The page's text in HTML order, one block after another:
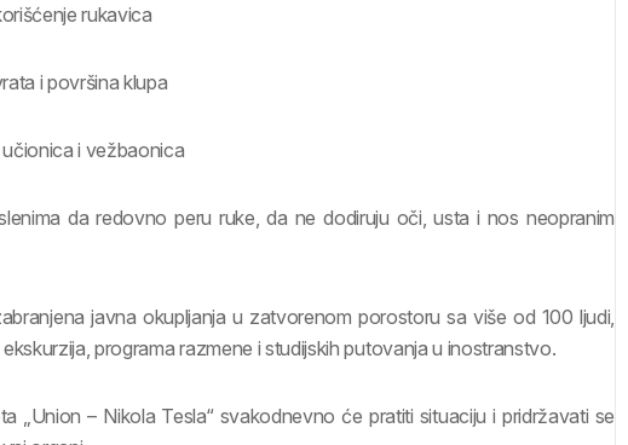
rukavica
i površina klupa
i vežbaonica
da redovno peru ruke, da ne dodiruju oči, usta i nos neopranim
javna okupljanja u zatvorenom porostoru sa više od 100 ljudi,
programa razmene i studijskih putovanja u inostranstvo.
„Union – Nikola Tesla“ svakodnevno će pratiti situaciju i pridržavati se